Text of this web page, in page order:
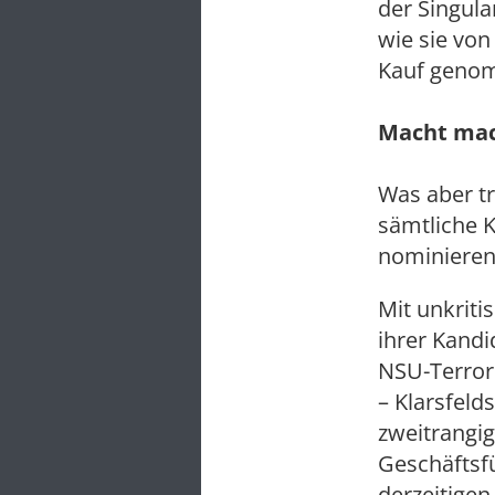
der
wie sie
Kauf
Macht
Was aber
sämtliche
Mit
ihrer
NSU-
–